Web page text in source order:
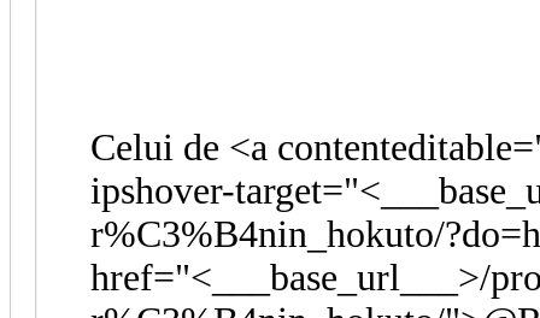
Celui de <a
ipshover-
r%C3%B4nin_hokuto/
href="<___base_url___>/